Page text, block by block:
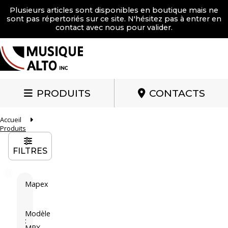
Plusieurs articles sont disponibles en boutique mais ne
sont pas répertoriés sur ce site. N'hésitez pas à entrer en
contact avec nous pour valider.
PRODUITS CONTACTS
Accueil
Produits
FILTRES
Mapex
p
Modèle
: